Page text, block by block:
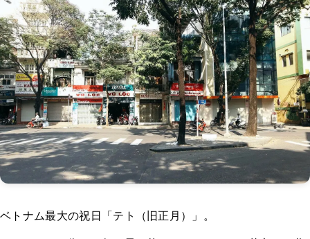
ベトナム最大の祝日「テト（旧正月）」。